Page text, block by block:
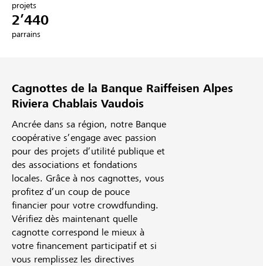
DE FR
projets
2’440
parrains
Cagnottes de la Banque Raiffeisen Alpes
Riviera Chablais Vaudois
Ancrée dans sa région, notre Banque
coopérative s’engage avec passion
pour des projets d’utilité publique et
des associations et fondations
locales. Grâce à nos cagnottes, vous
profitez d’un coup de pouce
financier pour votre crowdfunding.
Vérifiez dès maintenant quelle
cagnotte correspond le mieux à
votre financement participatif et si
vous remplissez les directives